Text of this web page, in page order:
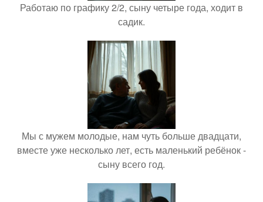
Работаю по графику 2/2, сыну четыре года, ходит в
садик.
Мы с мужем молодые, нам чуть больше двадцати,
вместе уже несколько лет, есть маленький ребёнок -
сыну всего год.